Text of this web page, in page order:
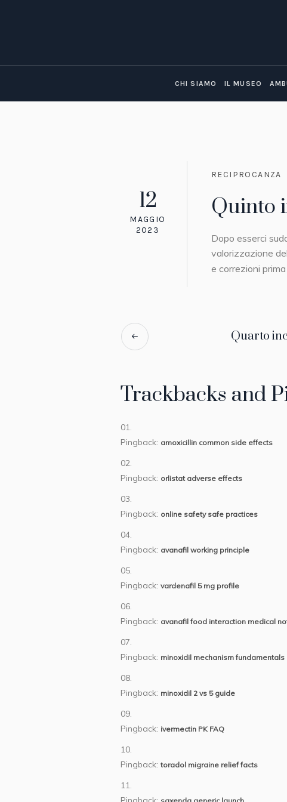
CHI SIAMO IL MUSEO
12
MAGGIO
2023
RECIPROCANZA
Quinto
Dopo esserci
valorizzazione
e correzioni
Quarto
Trackbacks and
Pingback: amoxicillin common side effects
Pingback: orlistat adverse effects
Pingback: online safety safe practices
Pingback: avanafil working principle
Pingback: vardenafil 5 mg profile
Pingback: avanafil food interaction medical
Pingback: minoxidil mechanism fundamentals
Pingback: minoxidil 2 vs 5 guide
Pingback: ivermectin PK FAQ
Pingback:toradol migraine relief facts